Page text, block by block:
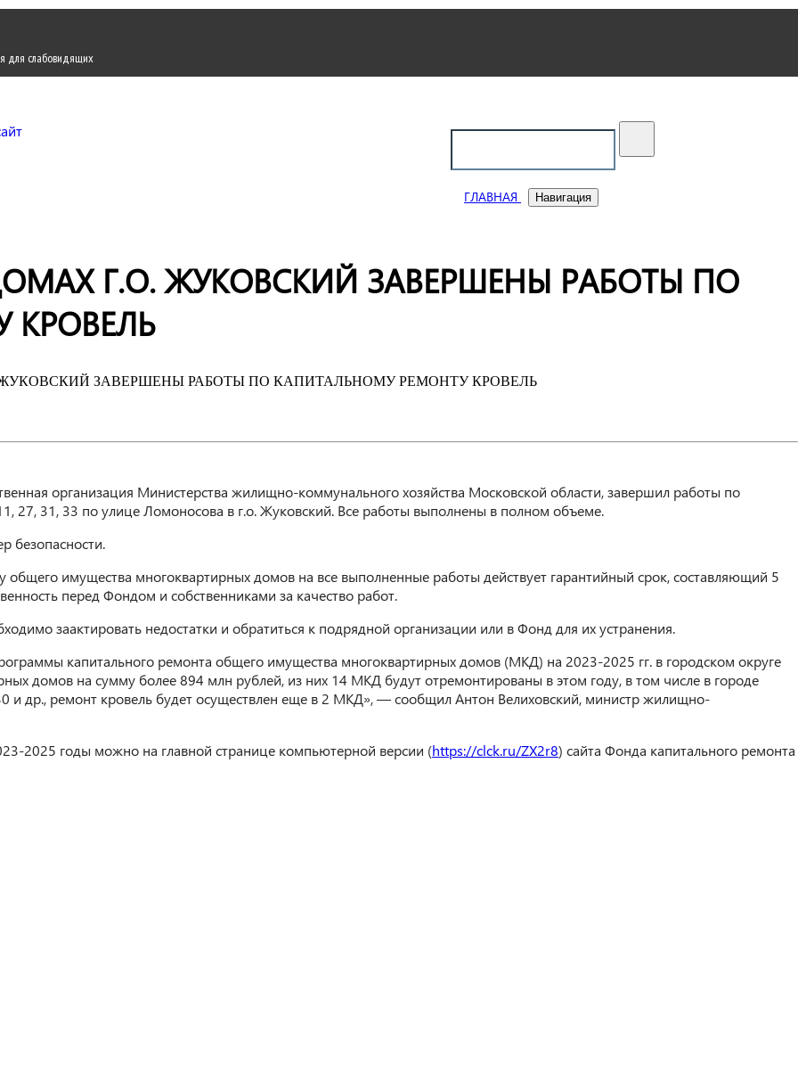
для слабовидящих
ГЛАВНАЯ Навигация
Г.О. ЖУКОВСКИЙ ЗАВЕРШЕНЫ РАБОТЫ ПО
КРОВЕЛЬ
ЗАВЕРШЕНЫ РАБОТЫ ПО КАПИТАЛЬНОМУ РЕМОНТУ КРОВЕЛЬ
организация Министерства жилищно-коммунального хозяйства Московской области, завершил работы по
27, 31, 33 по улице Ломоносова в г.о. Жуковский. Все работы выполнены в полном объеме.
безопасности.
имущества многоквартирных домов на все выполненные работы действует гарантийный срок, составляющий 5
перед Фондом и собственниками за качество работ.
заактировать недостатки и обратиться к подрядной организации или в Фонд для их устранения.
капитального ремонта общего имущества многоквартирных домов (МКД) на 2023-2025 гг. в городском округе
домов на сумму более 894 млн рублей, из них 14 МКД будут отремонтированы в этом году, в том числе в городе
и др., ремонт кровель будет осуществлен еще в 2 МКД», — сообщил Антон Велиховский, министр жилищно-
2025 годы можно на главной странице компьютерной версии (https://clck.ru/ZX2r8) сайта Фонда капитального ремонта